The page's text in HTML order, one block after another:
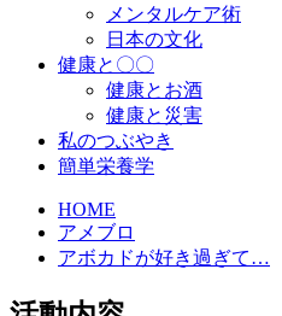
メンタルケア術
日本の文化
健康と〇〇
健康とお酒
健康と災害
私のつぶやき
簡単栄養学
HOME
アメブロ
アボカドが好き過ぎて…